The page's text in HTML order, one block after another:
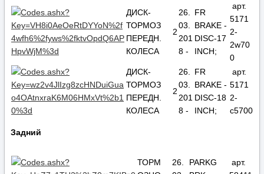
ДИСК-
ТОРМОЗ
ПЕРЕДН.
КОЛЕСА
2
26.
03.
201
8 -
FR
BRAKE -
DISC-17
INCH;
арт.
5171
2-
2w70
0
ДИСК-
ТОРМОЗ
ПЕРЕДН.
КОЛЕСА
2
26.
03.
201
8 -
FR
BRAKE -
DISC-18
INCH;
арт.
5171
2-
c5700
Задний
ТОРМ
26.
PARKG
арт.